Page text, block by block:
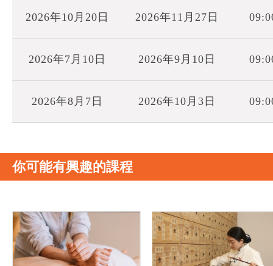
2026年10月20日 2026年11月27日
2026年7月10日 2026年9月10日
2026年8月7日 2026年10月3日
你可能有興趣的課程